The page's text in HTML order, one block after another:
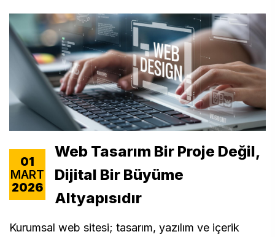
01
MART
2026
Web Tasarım Bir Proje Değil,
Dijital Bir Büyüme
Altyapısıdır
Kurumsal web sitesi; tasarım, yazılım ve içerik